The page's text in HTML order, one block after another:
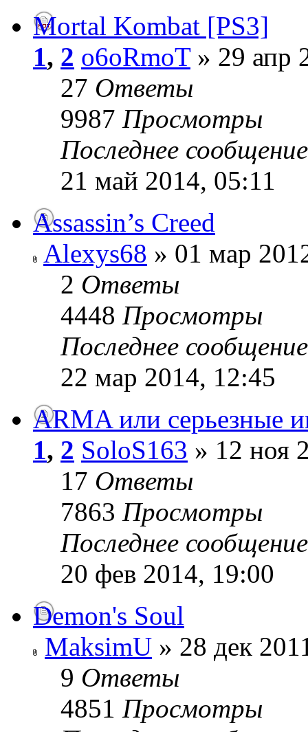
Mortal Kombat [PS3]
1, 2 o6oRmoT» 29 апр
27 Ответы
9987 Просмотры
Последнее
21 май 2014, 05:11
Assassin’s Creed
Alexys68 » 01 мар
2 Ответы
4448 Просмотры
Последнее
22 мар 2014, 12:45
ARMA или серьезные
1, 2 SoloS163 » 12 ноя
17 Ответы
7863 Просмотры
Последнее
20 фев 2014, 19:00
Demon's Soul
MaksimU » 28 дек
9 Ответы
4851 Просмотры